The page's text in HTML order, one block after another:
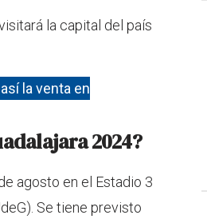
la capital del país
la venta en
2024?
agosto en el Estadio 3
Se tiene previsto